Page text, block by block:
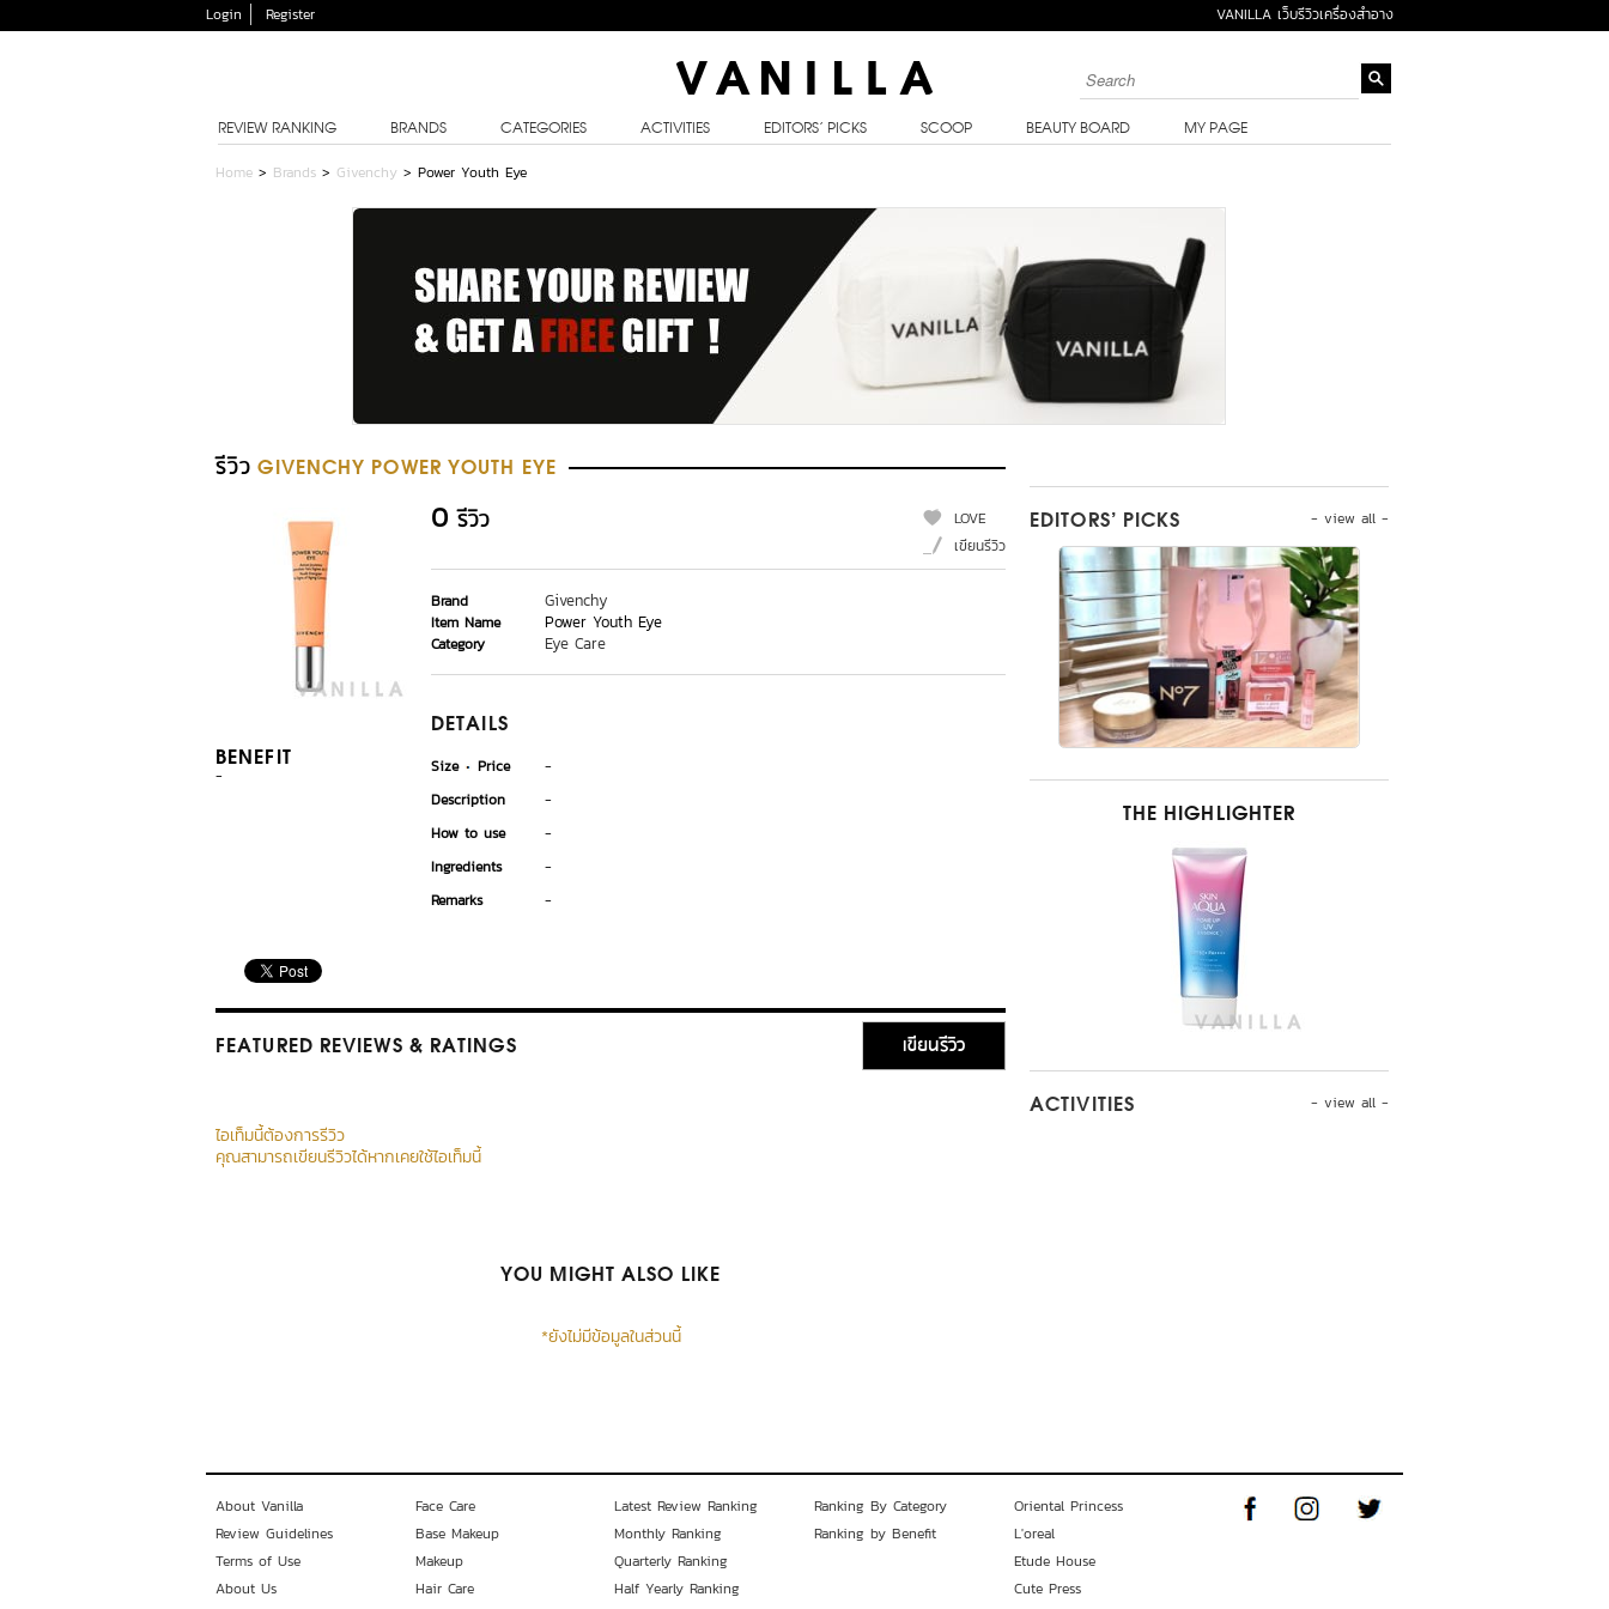
Login Register VANILLA เว็บรีวิวเครื่องสำอาง
REVIEW RANKING BRANDS CATEGORIES ACTIVITIES EDITORS’ PICKS SCOOP BEAUTY BOARD MY PAGE
Home > Brands > Givenchy > Power Youth Eye
รีวิว GIVENCHY POWER YOUTH EYE
BENEFIT
-
0 รีวิว
LOVE
เขียนรีวิว
Brand Givenchy
Item Name Power Youth Eye
Category Eye Care
DETAILS
Size Price
-
Description
-
How to use
-
Ingredients
-
Remarks
-
FEATURED REVIEWS & RATINGS เขียนรีวิว
ไอเท็มนี้ต้องการรีวิว
คุณสามารถเขียนรีวิวได้หากเคยใช้ไอเท็มนี้
YOU MIGHT ALSO LIKE
*ยังไม่มีข้อมูลในส่วนนี้
- view all -
EDITORS’ PICKS
THE HIGHLIGHTER
- view all -
ACTIVITIES
About Vanilla
Review Guidelines
Terms of Use
About Us
Face Care
Base Makeup
Makeup
Hair Care
Latest Review Ranking
Monthly Ranking
Quarterly Ranking
Half Yearly Ranking
Ranking By Category
Ranking by Benefit
Oriental Princess
L'oreal
Etude House
Cute Press